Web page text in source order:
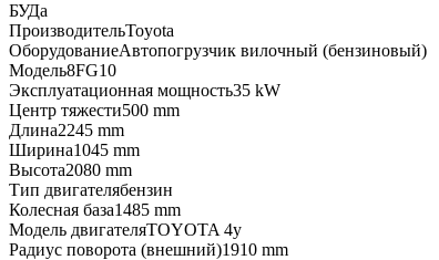
БУДа
ПроизводительToyota
ОборудованиеАвтопогрузчик вилочный (бензиновый)
Модель8FG10
Эксплуатационная мощность35 kW
Центр тяжести500 mm
Длина2245 mm
Ширина1045 mm
Высота2080 mm
Тип двигателябензин
Колесная база1485 mm
Модель двигателяTOYOTA 4y
Радиус поворота (внешний)1910 mm